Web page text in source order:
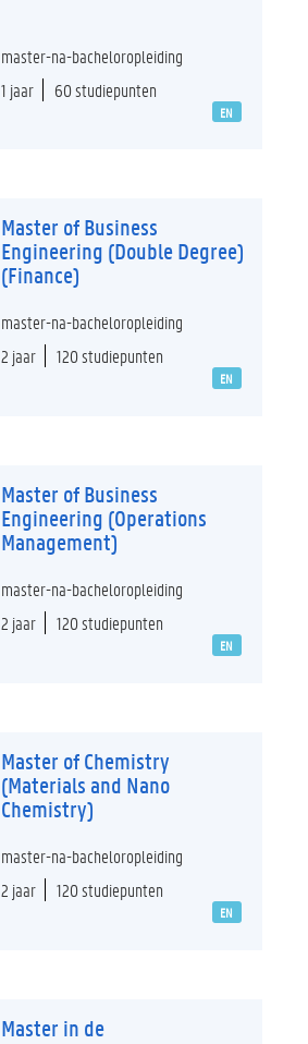
master-na-bacheloropleiding
1 jaar
60 studiepunten
EN
Master of Business
Engineering (Double Degree)
(Finance)
master-na-bacheloropleiding
2 jaar
120 studiepunten
EN
Master of Business
Engineering (Operations
Management)
master-na-bacheloropleiding
2 jaar
120 studiepunten
EN
Master of Chemistry
(Materials and Nano
Chemistry)
master-na-bacheloropleiding
2 jaar
120 studiepunten
EN
Master in de